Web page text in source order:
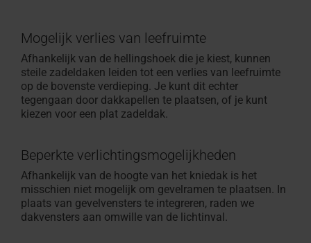
Mogelijk verlies van leefruimte
Afhankelijk van de hellingshoek die je kiest, kunnen
steile zadeldaken leiden tot een verlies van leefruimte
op de bovenste verdieping. Je kunt dit echter
tegengaan door dakkapellen te plaatsen, of je kunt
kiezen voor een plat zadeldak.
Beperkte verlichtingsmogelijkheden
Afhankelijk van de hoogte van het kniedak is het
misschien niet mogelijk om gevelramen te plaatsen. In
plaats van gevelvensters te integreren, raden we
dakvensters aan omwille van de lichtinval.